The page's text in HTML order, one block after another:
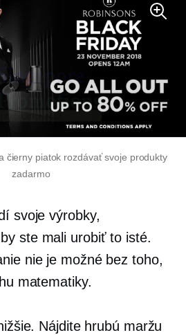
čierny piatok rozdávať svoje produkty
zadarmo
svoje výrobky,
ste mali urobiť to isté.
nie je možné bez toho,
matematiky.
Nájdite hrubú maržu